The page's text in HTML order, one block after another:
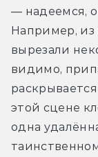
— надеемся,
Например, из
вырезали
видимо,
этой сцене
одна